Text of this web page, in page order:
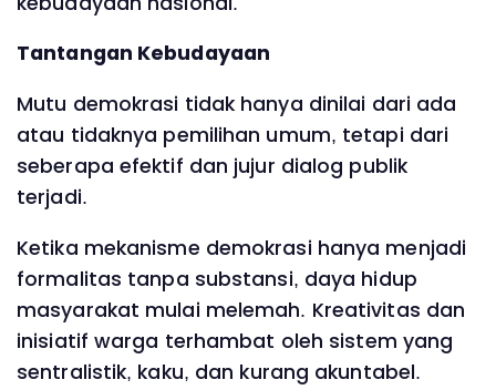
Tantangan Kebudayaan
Mutu demokrasi tidak hanya dinilai dari ada
atau tidaknya pemilihan umum, tetapi dari
seberapa efektif dan jujur dialog publik
terjadi.
Ketika mekanisme demokrasi hanya menjadi
formalitas tanpa substansi, daya hidup
masyarakat mulai melemah. Kreativitas dan
inisiatif warga terhambat oleh sistem yang
sentralistik, kaku, dan kurang akuntabel.